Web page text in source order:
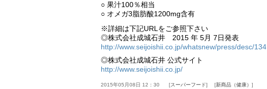
○ 果汁100％相当
○ オメガ3脂肪酸1200mg含有
※詳細は下記URLをご参照下さい
◎株式会社成城石井 2015 年 5月 7日発表
http://www.seijoishii.co.jp/whatsnew/press/desc/134
◎株式会社成城石井 公式サイト
http://www.seijoishii.co.jp/
2015年05月08日 12：30 スーパーフード 新商品（健康）